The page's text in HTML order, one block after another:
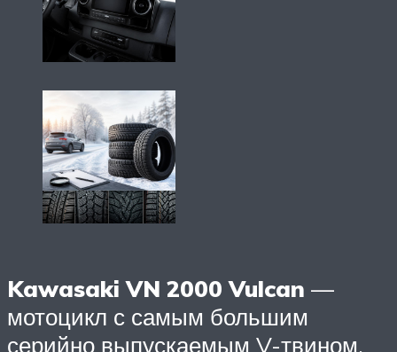
Kawasaki VN 2000 Vulcan —
мотоцикл с самым большим
серийно выпускаемым V-твином.